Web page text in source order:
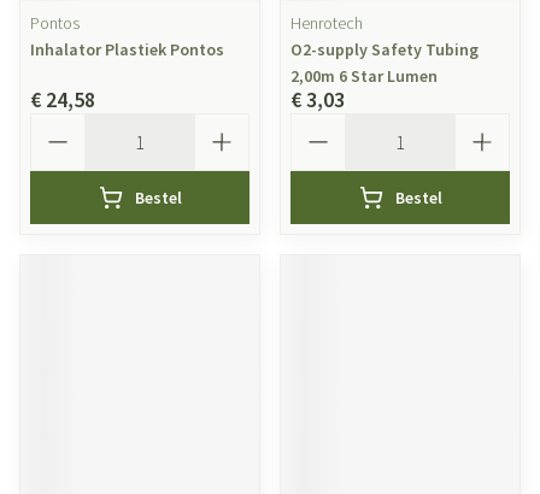
Pontos
Inhalator Plastiek Pontos
€ 24,58
Bestel
Henrotech
O2-supply Safety Tubing
2,00m 6 Star Lumen
€ 3,03
Bestel